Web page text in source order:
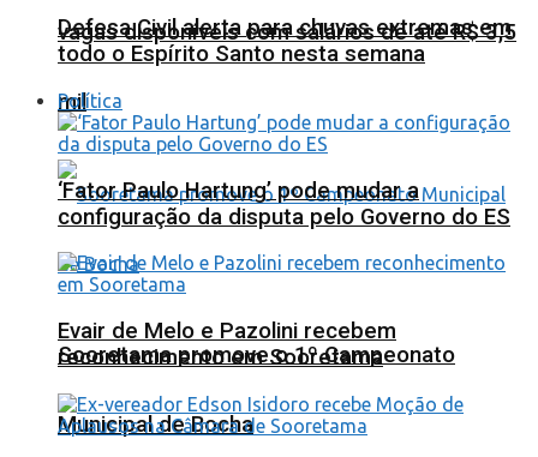
vagas disponíveis com salários de até R$ 3,5
mil
Sooretama promove o 1º Campeonato
Municipal de Bocha
Defesa Civil alerta para chuvas extremas em
todo o Espírito Santo nesta semana
Política
‘Fator Paulo Hartung’ pode mudar a
configuração da disputa pelo Governo do ES
Evair de Melo e Pazolini recebem
reconhecimento em Sooretama